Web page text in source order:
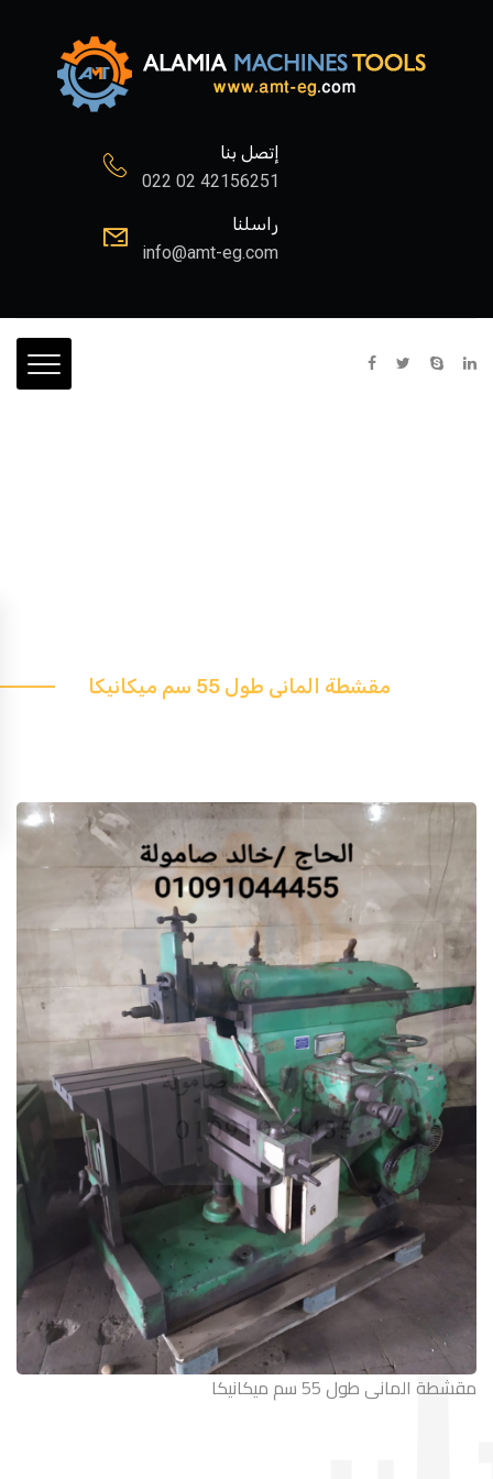
إتصل بنا
022 02 42156251
راسلنا
info@amt-eg.com
مقشطة المانى طول 55 سم ميكانيكا
مقشطة المانى طول 55 سم ميكانيكا